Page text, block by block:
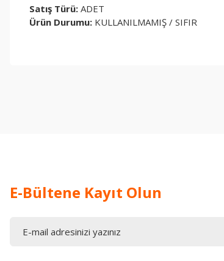
Satış Türü: ADET
Ürün Durumu: KULLANILMAMIŞ / SIFIR
E-Bültene Kayıt Olun